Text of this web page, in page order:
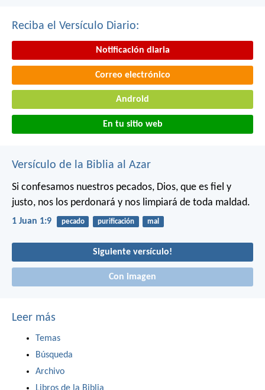
Reciba el Versículo Diario:
Notificación diaria
Correo electrónico
Android
En tu sitio web
Versículo de la Biblia al Azar
Si confesamos nuestros pecados, Dios, que es fiel y
justo, nos los perdonará y nos limpiará de toda maldad.
1 Juan 1:9 pecado purificación mal
Siguiente versículo!
Con imagen
Leer más
Temas
Búsqueda
Archivo